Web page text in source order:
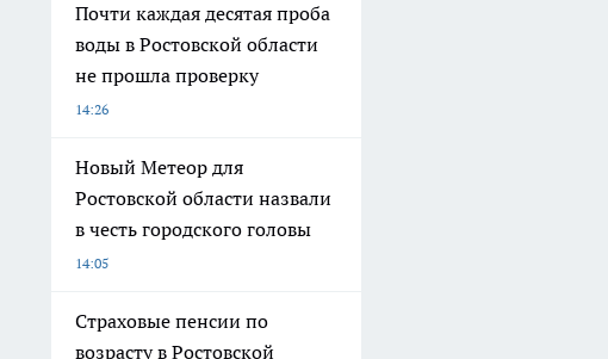
Почти каждая десятая проба
воды в Ростовской области
не прошла проверку
14:26
Новый Метеор для
Ростовской области назвали
в честь городского головы
14:05
Страховые пенсии по
возрасту в Ростовской